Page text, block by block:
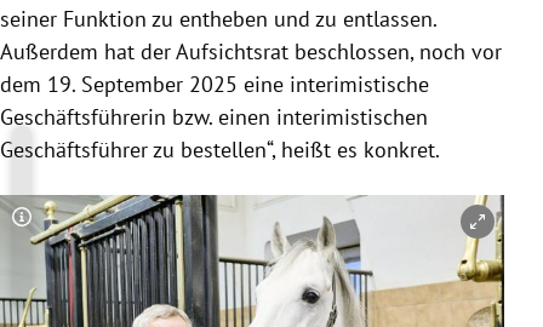
seiner Funktion zu entheben und zu entlassen.
Außerdem hat der Aufsichtsrat beschlossen, noch vor
dem 19. September 2025 eine interimistische
Geschäftsführerin bzw. einen interimistischen
Geschäftsführer zu bestellen“, heißt es konkret.
Copyright-Hinweis öffnen/schließen